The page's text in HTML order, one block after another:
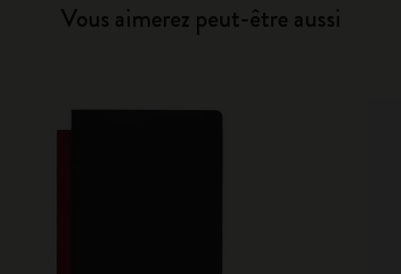
Vous aimerez peut-être aussi